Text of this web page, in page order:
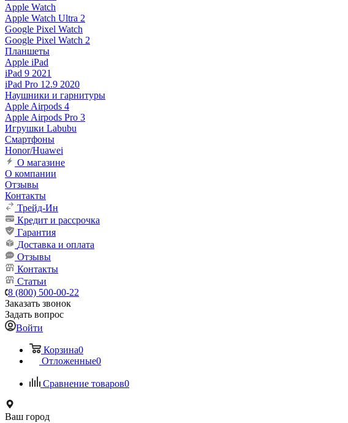
Apple Watch
Apple Watch Ultra 2
Google Pixel Watch
Google Pixel Watch 2
Планшеты
Apple iPad
iPad 9 2021
iPad Pro 12.9 2020
Наушники и гарнитуры
Apple Airpods 4
Apple Airpods Pro 3
Игрушки Labubu
Смартфоны
Honor/Huawei
О магазине
О компании
Отзывы
Контакты
Трейд-Ин
Кредит и рассрочка
Гарантия
Доставка и оплата
Отзывы
Контакты
Статьи
8 (800) 500-00-22
Заказать звонок
Задать вопрос
Войти
Корзина0
Отложенные0
Сравнение товаров0
Ваш город